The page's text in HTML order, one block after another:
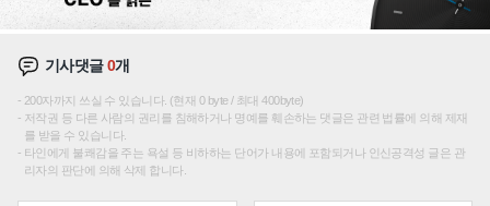
기사댓글0개
200자까지 쓰실 수 있습니다. (현재 0 byte / 최대 400byte)
저작권 등 다른 사람의 권리를 침해하거나 명예를 훼손하는 댓글은 관련 법률에 의해 제재
를 받을 수 있습니다.
타인에게 불쾌감을 주는 욕설 등 비하하는 단어가 내용에 포함되거나 인신공격성 글은 관
리자의 판단에 의해 삭제 합니다.